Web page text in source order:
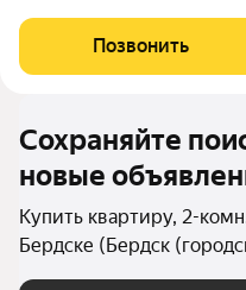
районов города. В 2024
капитальный ремонт,
Позвонить
Сохраняйте
новые
Купить квартиру, 2-
Бердске (Бердск